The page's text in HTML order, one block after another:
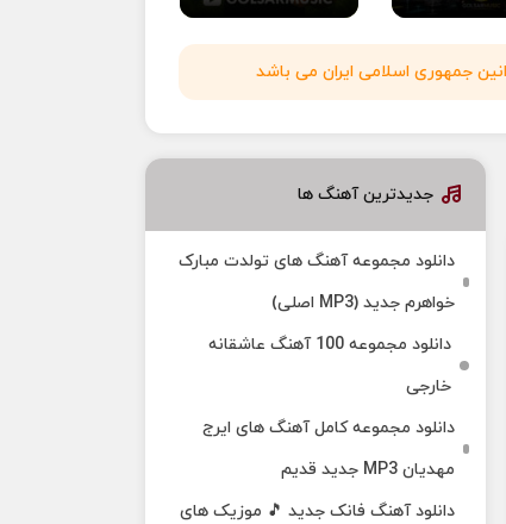
جمهوری اسلامی ایران می باشد
جدیدترین آهنگ ها
دانلود مجموعه آهنگ های تولدت مبارک
خواهرم جدید (MP3 اصلی)
دانلود مجموعه 100 آهنگ عاشقانه
خارجی
دانلود مجموعه کامل آهنگ های ایرج
مهدیان MP3 جدید قدیم
دانلود آهنگ فانک جدید 🎵 موزیک‌ های